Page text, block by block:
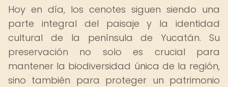
Hoy en día, los cenotes siguen siendo una
parte integral del paisaje y la identidad
cultural de la península de Yucatán. Su
preservación no solo es crucial para
mantener la biodiversidad única de la región,
sino también para proteger un patrimonio